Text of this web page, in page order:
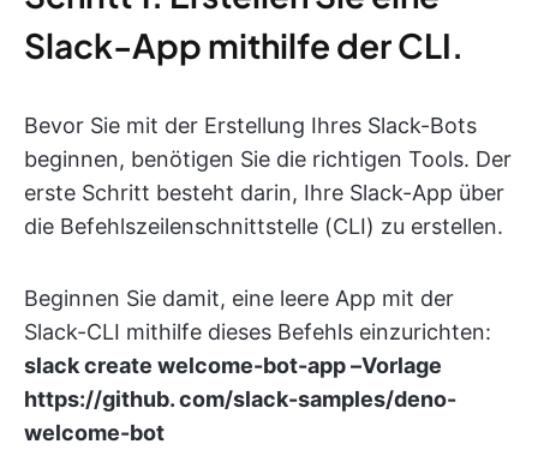
Slack-App mithilfe der CLI.
Bevor Sie mit der Erstellung Ihres Slack-Bots
beginnen, benötigen Sie die richtigen Tools. Der
erste Schritt besteht darin, Ihre Slack-App über
die Befehlszeilenschnittstelle (CLI) zu erstellen.
Beginnen Sie damit, eine leere App mit der
Slack-CLI mithilfe dieses Befehls einzurichten:
slack create welcome-bot-app –Vorlage
https://github. com/slack-samples/deno-
welcome-bot